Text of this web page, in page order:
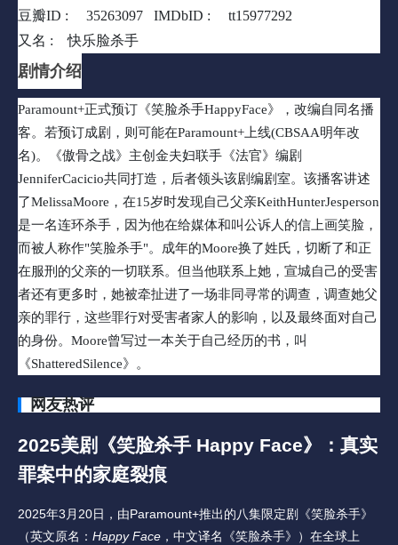
豆瓣ID :
35263097 IMDbID :
tt15977292
又名 :
快乐脸杀手
剧情介绍
Paramount+正式预订《笑脸杀手HappyFace》，改编自同名播
客。若预订成剧，则可能在Paramount+上线(CBSAA明年改
名)。《傲骨之战》主创金夫妇联手《法官》编剧
JenniferCacicio共同打造，后者领头该剧编剧室。该播客讲述
了MelissaMoore，在15岁时发现自己父亲KeithHunterJesperson
是一名连环杀手，因为他在给媒体和叫公诉人的信上画笑脸，
而被人称作"笑脸杀手"。成年的Moore换了姓氏，切断了和正
在服刑的父亲的一切联系。但当他联系上她，宣城自己的受害
者还有更多时，她被牵扯进了一场非同寻常的调查，调查她父
亲的罪行，这些罪行对受害者家人的影响，以及最终面对自己
的身份。Moore曾写过一本关于自己经历的书，叫
《ShatteredSilence》。
网友热评
2025美剧
《笑脸杀手 Happy Face》：真实
罪案中的家庭裂痕
2025年3月20日，由Paramount+推出的八集限定剧《笑脸杀手》
（英文原名： Happy Face ，中文译名《笑脸杀手》）在全球上